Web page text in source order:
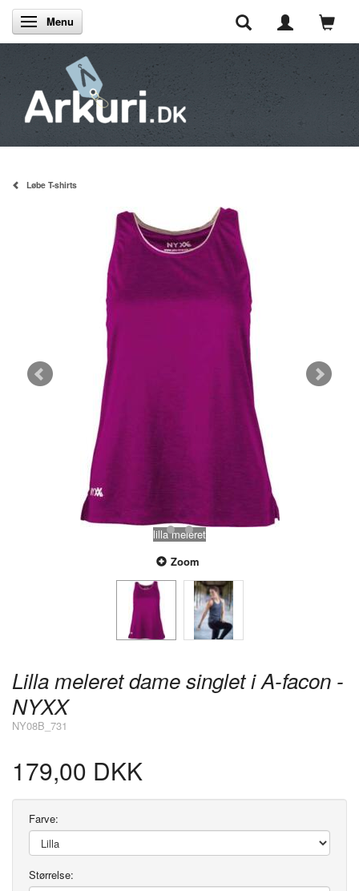
Skifte navigation
Menu
Løbe T-shirts
lilla meleret
Zoom
Lilla meleret dame singlet i A-facon -
NYXX
NY08B_731
179,00 DKK
Farve:
Størrelse: